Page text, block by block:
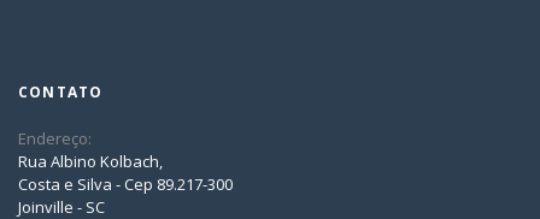
CONTATO
Endereço:
Rua Albino Kolbach,
Costa e Silva - Cep 89.217-300
Joinville - SC